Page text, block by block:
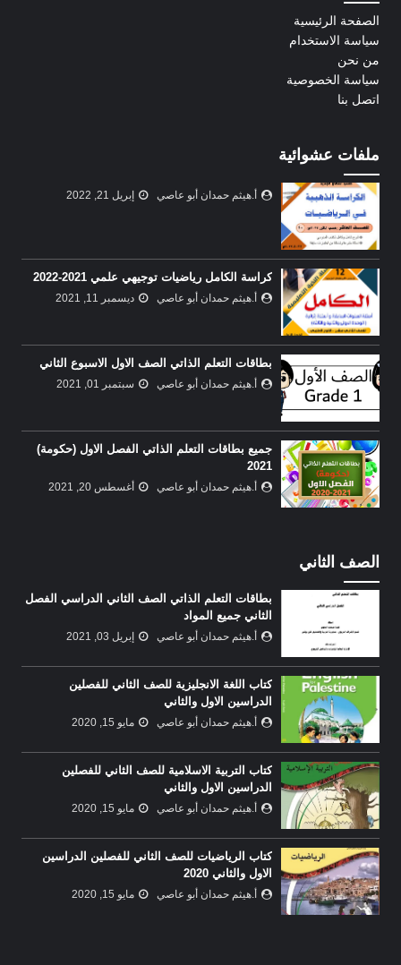
الصفحة الرئيسية
سياسة الاستخدام
من نحن
سياسة الخصوصية
اتصل بنا
ملفات عشوائية
أ.هيثم حمدان أبو عاصي إبريل 21, 2022
كراسة الكامل رياضيات توجيهي علمي 2021-2022
أ.هيثم حمدان أبو عاصي ديسمبر 11, 2021
بطاقات التعلم الذاتي الصف الاول الاسبوع الثاني
أ.هيثم حمدان أبو عاصي سبتمبر 01, 2021
جميع بطاقات التعلم الذاتي الفصل الاول (حكومة)
2021
أ.هيثم حمدان أبو عاصي أغسطس 20, 2021
الصف الثاني
بطاقات التعلم الذاتي الصف الثاني الدراسي الفصل
الثاني جميع المواد
أ.هيثم حمدان أبو عاصي إبريل 03, 2021
كتاب اللغة الانجليزية للصف الثاني للفصلين
الدراسين الاول والثاني
أ.هيثم حمدان أبو عاصي مايو 15, 2020
كتاب التربية الاسلامية للصف الثاني للفصلين
الدراسين الاول والثاني
أ.هيثم حمدان أبو عاصي مايو 15, 2020
كتاب الرياضيات للصف الثاني للفصلين الدراسين
الاول والثاني 2020
أ.هيثم حمدان أبو عاصي مايو 15, 2020